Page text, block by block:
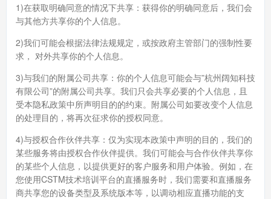
1)在获取明确同意的情况下共享：获得你的明确同意后，我们会
与其他方共享你的个人信息。
2)我们可能会根据法律法规规定，或按政府主管部门的强制性要
求， 对外共享你的个人信息。
3)与我们的附属公司共享：你的个人信息可能会与”杭州阔知科技
有限公司”的附属公司共享。我们只会共享必要的个人信息，且
受本隐私政策中所声明目的的约束。附属公司如要改变个人信息
的处理目的，将再次征求你的授权同意。
4)与授权合作伙伴共享：仅为实现本政策中声明的目的，我们的
某些服务将由授权合作伙伴提供。我们可能会与合作伙伴共享你
的某些个人信息，以提供更好的客户服务和用户体验。例如，在
您使用CSTM技术培训平台的直播服务时，我们需要和直播服务
商共享您的设备类型及系统版本等，以调动相应直播功能的支